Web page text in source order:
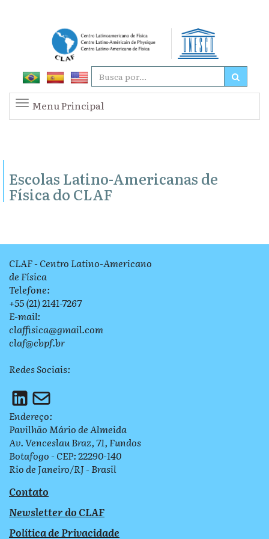
Menu Principal
Escolas Latino-Americanas de
Física do CLAF
CLAF - Centro Latino-Americano
de Física
Telefone:
+55 (21) 2141-7267
E-mail:
claffisica@gmail.com
claf@cbpf.br
Redes Sociais:
Endereço:
Pavilhão Mário de Almeida
Av. Venceslau Braz, 71, Fundos
Botafogo - CEP: 22290-140
Rio de Janeiro/RJ - Brasil
Contato
Newsletter do CLAF
Política de Privacidade